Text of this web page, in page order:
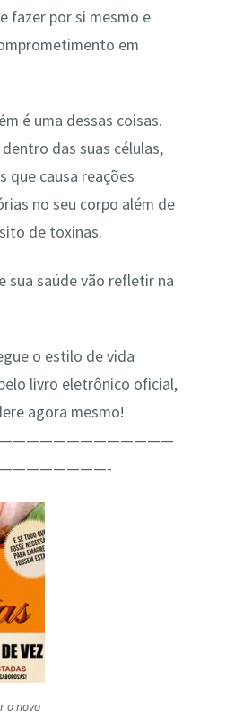
fazer por si mesmo e
em
é uma dessas coisas.
das suas células,
que causa reações
no seu corpo além de
de toxinas.
sua saúde vão refletir na
o estilo de vida
livro eletrônico oficial,
agora mesmo!
o novo